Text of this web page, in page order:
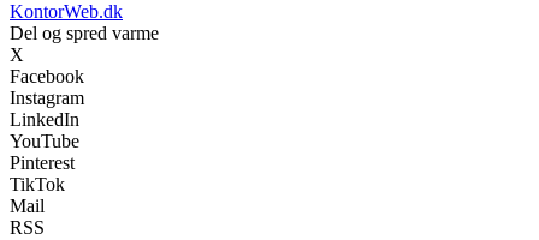
KontorWeb.dk
Del og spred varme
X
Facebook
Instagram
LinkedIn
YouTube
Pinterest
TikTok
Mail
RSS